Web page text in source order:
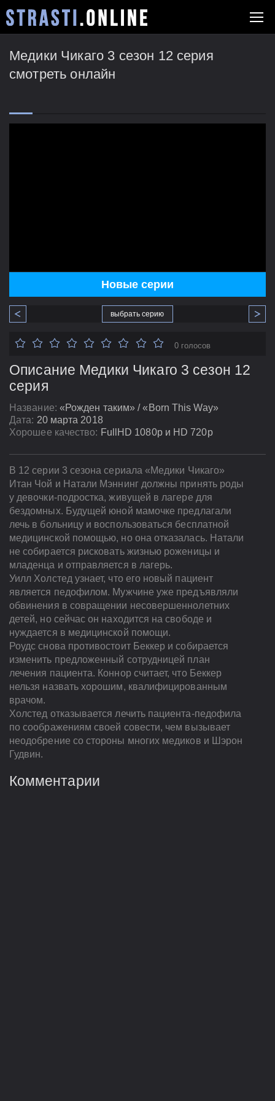
Медики Чикаго 3 сезон 12 серия
смотреть онлайн
Новые серии
выбрать серию
Описание Медики Чикаго 3 сезон 12
серия
Название: «Рожден таким» / «Born This Way»
Дата: 20 марта 2018
Хорошее качество: FullHD 1080p и HD 720p
0 голосов
В 12 серии 3 сезона сериала «Медики Чикаго»
Итан Чой и Натали Мэннинг должны принять роды
у девочки-подростка, живущей в лагере для
бездомных. Будущей юной мамочке предлагали
лечь в больницу и воспользоваться бесплатной
медицинской помощью, но она отказалась. Натали
не собирается рисковать жизнью роженицы и
младенца и отправляется в лагерь.
Уилл Холстед узнает, что его новый пациент
является педофилом. Мужчине уже предъявляли
обвинения в совращении несовершеннолетних
детей, но сейчас он находится на свободе и
нуждается в медицинской помощи.
Роудс снова противостоит Беккер и собирается
изменить предложенный сотрудницей план
лечения пациента. Коннор считает, что Беккер
нельзя назвать хорошим, квалифицированным
врачом.
Холстед отказывается лечить пациента-педофила
по соображениям своей совести, чем вызывает
неодобрение со стороны многих медиков и Шэрон
Гудвин.
Комментарии